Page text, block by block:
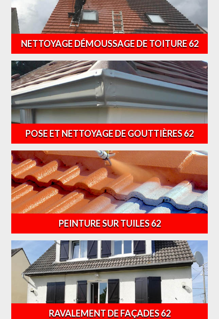
NETTOYAGE DÉMOUSSAGE DE TOITURE 62
POSE ET NETTOYAGE DE GOUTTIÈRES 62
PEINTURE SUR TUILES 62
RAVALEMENT DE FAÇADES 62